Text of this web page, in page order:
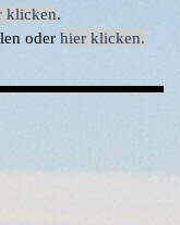
klicken.
oder hier klicken.